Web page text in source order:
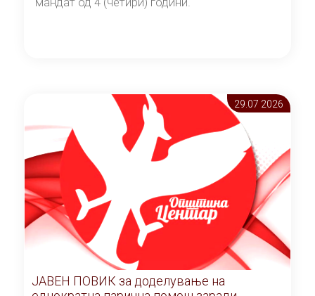
29.07 2026
ЈАВЕН ПОВИК за доделување на